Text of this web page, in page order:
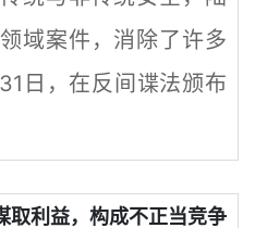
域案件，消除了许多
日，在反间谍法颁布
取利益，构成不正当竞争